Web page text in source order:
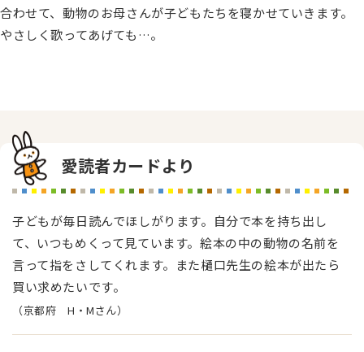
合わせて、動物のお母さんが子どもたちを寝かせていきます。
やさしく歌ってあげても…。
愛読者カードより
子どもが毎日読んでほしがります。自分で本を持ち出し
て、いつもめくって見ています。絵本の中の動物の名前を
言って指をさしてくれます。また樋口先生の絵本が出たら
買い求めたいです。
（京都府 H・Mさん）